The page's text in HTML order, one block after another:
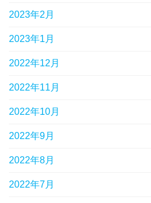
2023年2月
2023年1月
2022年12月
2022年11月
2022年10月
2022年9月
2022年8月
2022年7月